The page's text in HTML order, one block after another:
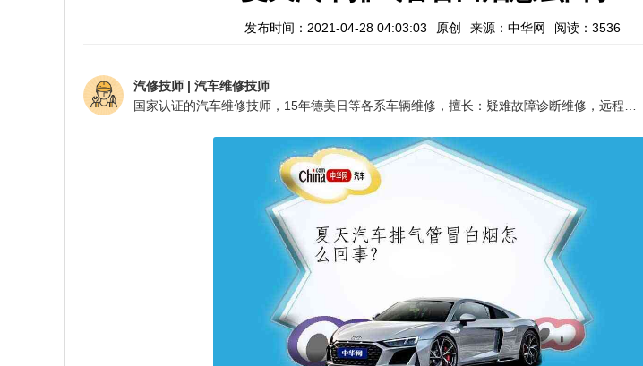
发布时间：2021-04-28 04:03:03 原创 来源：中华网 阅读：3536
汽修技师 | 汽车维修技师